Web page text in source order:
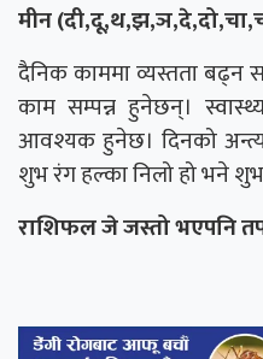
मीन
दैनिक काममा व्यस्तता बढ्न
काम सम्पन्न हुनेछन्।
आवश्यक हुनेछ। दिनको
शुभ रंग हल्का निलो हो भने
राशिफल जे जस्तो भएपनि